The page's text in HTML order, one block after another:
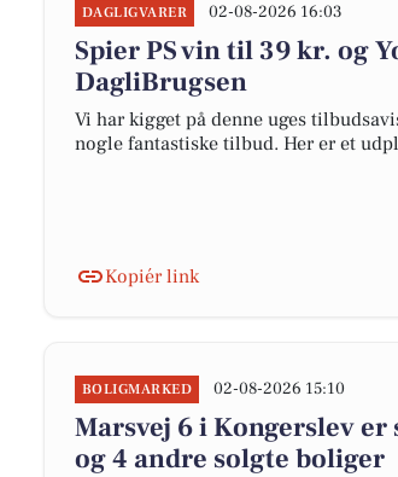
DAGLIGVARER 02-08-2026 16:03
Spier PS vin til 39 kr. og
DagliBrugsen
Vi har kigget på denne uges
nogle fantastiske tilbud. Her er et
Kopiér link
BOLIGMARKED 02-08-2026 15:10
Marsvej 6 i Kongerslev
og 4 andre solgte boliger